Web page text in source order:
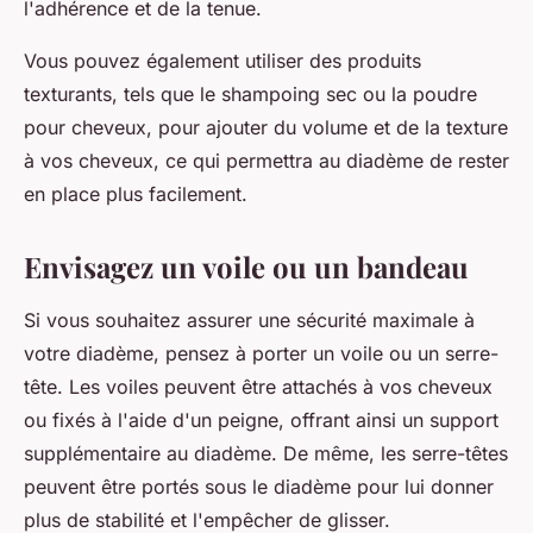
l'adhérence et de la tenue.
Vous pouvez également utiliser des produits
texturants, tels que le shampoing sec ou la poudre
pour cheveux, pour ajouter du volume et de la texture
à vos cheveux, ce qui permettra au diadème de rester
en place plus facilement.
Envisagez un voile ou un bandeau
Si vous souhaitez assurer une sécurité maximale à
votre diadème, pensez à porter un voile ou un serre-
tête. Les voiles peuvent être attachés à vos cheveux
ou fixés à l'aide d'un peigne, offrant ainsi un support
supplémentaire au diadème. De même, les serre-têtes
peuvent être portés sous le diadème pour lui donner
plus de stabilité et l'empêcher de glisser.